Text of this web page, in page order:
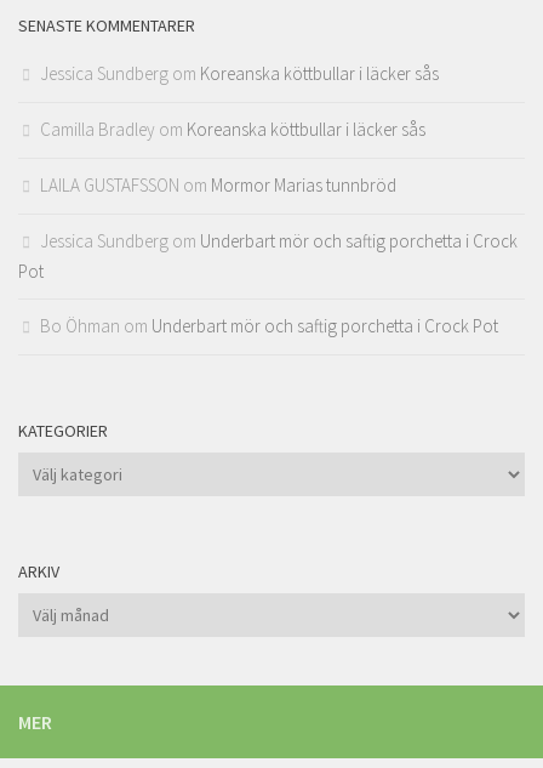
SENASTE KOMMENTARER
Jessica Sundberg om Koreanska köttbullar i läcker sås
Camilla Bradley om Koreanska köttbullar i läcker sås
LAILA GUSTAFSSON om Mormor Marias tunnbröd
Jessica Sundberg om Underbart mör och saftig porchetta i Crock
Pot
Bo Öhman om Underbart mör och saftig porchetta i Crock Pot
KATEGORIER
Kategorier
ARKIV
Arkiv
MER